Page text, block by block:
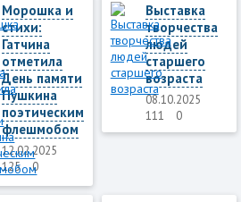
Морошка и
стихи:
Гатчина
отметила
День памяти
Пушкина
поэтическим
флешмобом
12.02.2025
125
0
Выставка
творчества
людей
старшего
возраста
08.10.2025
111
0